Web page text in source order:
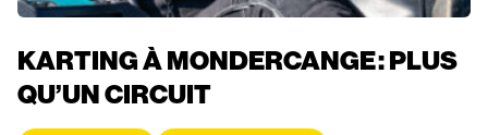
KARTING À MONDERCANGE : PLUS
QU’UN CIRCUIT